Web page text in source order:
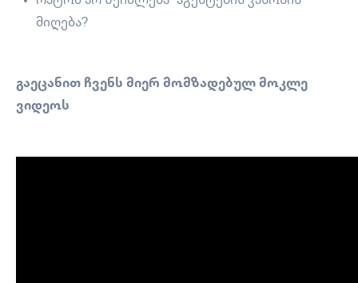
მიღება?
გაეცანით ჩვენს მიერ მომზადებულ მოკლე
ვიდეოს